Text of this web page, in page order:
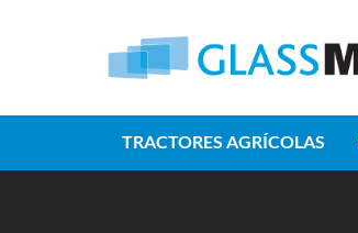
TRACTORES AGRÍCOLAS